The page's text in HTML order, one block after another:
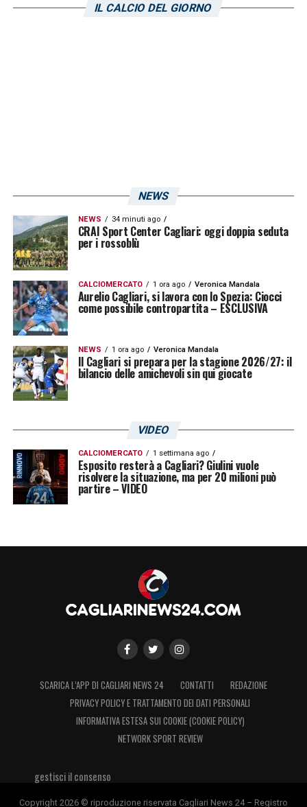
IL CALCIO DEL GIORNO
NEWS
NEWS 34 minuti ago
CRAI Sport Center Cagliari: oggi doppia seduta
per i rossoblù
CALCIOMERCATO 1 ora ago Veronica Mandala
Aurelio Cagliari, si lavora con lo Spezia: Ciocci
come possibile contropartita – ESCLUSIVA
NEWS 1 ora ago Veronica Mandala
Il Cagliari si prepara per la stagione 2026/27: il
bilancio delle amichevoli sin qui giocate
VIDEO
CALCIOMERCATO 1 settimana ago
Esposito resterà a Cagliari? Giulini vuole
risolvere la situazione, ma per 20 milioni può
partire – VIDEO
SCARICA L’APP DI CAGLIARI NEWS 24 CONTATTI
REDAZIONE
PRIVACY POLICY E TRATTAMENTO DEI DATI PERSONALI
INFORMATIVA ESTESA SUI COOKIE (COOKIE POLICY)
NETWORK SPORT REVIEW
gestisci il consenso
Copyright 2026 © riproduzione riservata Cagliari News 24 – Registro